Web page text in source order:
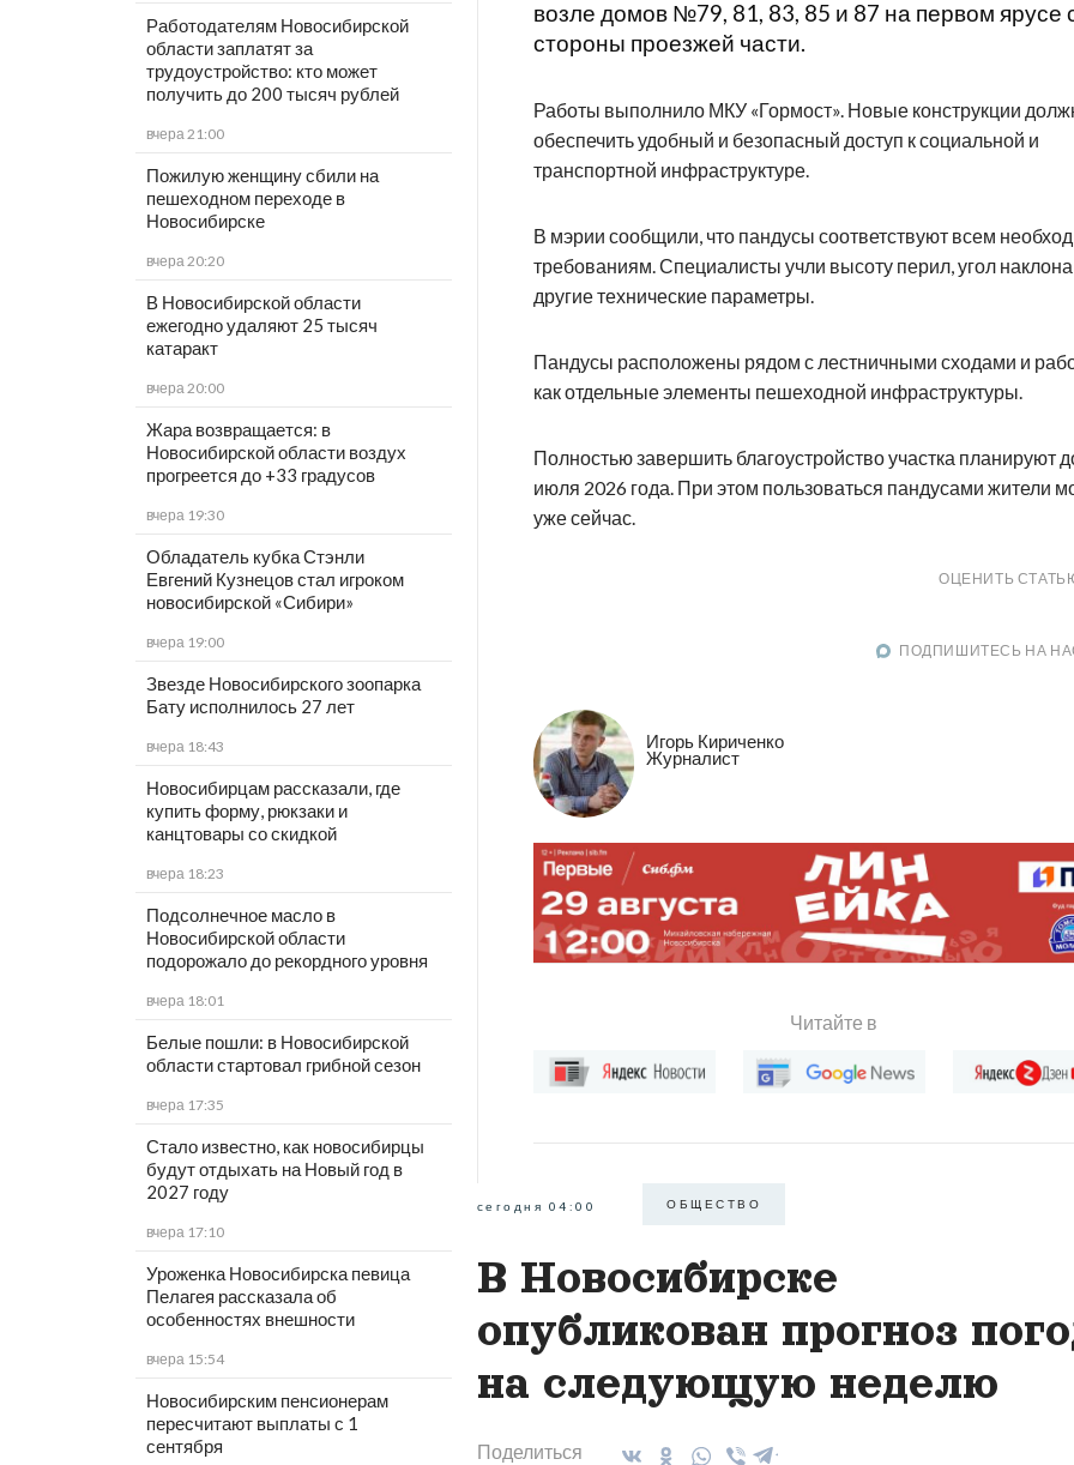
Работодателям Новосибирской
области заплатят за
трудоустройство: кто может
получить до 200 тысяч рублей
вчера 21:00
Пожилую женщину сбили на
пешеходном переходе в
Новосибирске
вчера 20:20
В Новосибирской области
ежегодно удаляют 25 тысяч
катаракт
вчера 20:00
Жара возвращается: в
Новосибирской области воздух
прогреется до +33 градусов
вчера 19:30
Обладатель кубка Стэнли
Евгений Кузнецов стал игроком
новосибирской «Сибири»
вчера 19:00
Звезде Новосибирского зоопарка
Бату исполнилось 27 лет
вчера 18:43
Новосибирцам рассказали, где
купить форму, рюкзаки и
канцтовары со скидкой
вчера 18:23
Подсолнечное масло в
Новосибирской области
подорожало до рекордного уровня
вчера 18:01
Белые пошли: в Новосибирской
области стартовал грибной сезон
вчера 17:35
Стало известно, как новосибирцы
будут отдыхать на Новый год в
2027 году
вчера 17:10
Уроженка Новосибирска певица
Пелагея рассказала об
особенностях внешности
вчера 15:54
Новосибирским пенсионерам
пересчитают выплаты с 1
сентября
возле домов №79, 81, 83, 85 и 87 на первом ярусе
стороны проезжей части.
Работы выполнило МКУ «Гормост». Новые конструкции
обеспечить удобный и безопасный доступ к социальной и
транспортной инфраструктуре.
В мэрии сообщили, что пандусы соответствуют всем
требованиям. Специалисты учли высоту перил, угол
другие технические параметры.
Пандусы расположены рядом с лестничными сходами и
как отдельные элементы пешеходной инфраструктуры.
Полностью завершить благоустройство участка планируют
июля 2026 года. При этом пользоваться пандусами жители
уже сейчас.
ОЦЕНИТЬ
ПОДПИШИТЕСЬ НА
Игорь Кириченко
Журналист
Читайте в
сегодня 04:00 ОБЩЕСТВО
В Новосибирске
опубликован прогноз
на следующую неделю
Поделиться